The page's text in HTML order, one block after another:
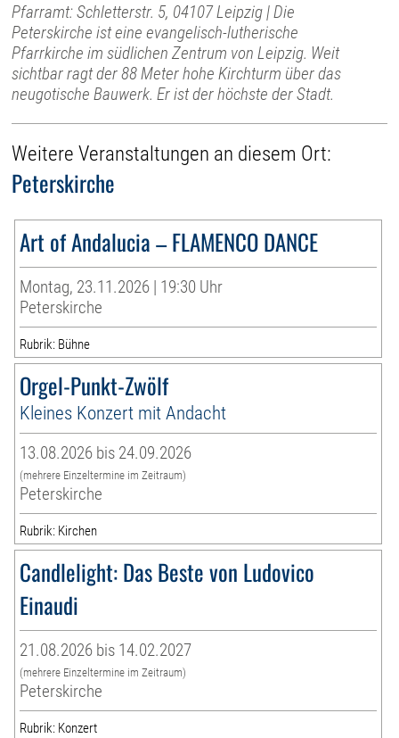
Pfarramt: Schletterstr. 5, 04107 Leipzig | Die
Peterskirche ist eine evangelisch-lutherische
Pfarrkirche im südlichen Zentrum von Leipzig. Weit
sichtbar ragt der 88 Meter hohe Kirchturm über das
neugotische Bauwerk. Er ist der höchste der Stadt.
Weitere Veranstaltungen an diesem Ort:
Peterskirche
Art of Andalucia – FLAMENCO DANCE
Montag, 23.11.2026 | 19:30 Uhr
Peterskirche
Rubrik: Bühne
Orgel-Punkt-Zwölf
Kleines Konzert mit Andacht
13.08.2026 bis 24.09.2026
(mehrere Einzeltermine im Zeitraum)
Peterskirche
Rubrik: Kirchen
Candlelight: Das Beste von Ludovico
Einaudi
21.08.2026 bis 14.02.2027
(mehrere Einzeltermine im Zeitraum)
Peterskirche
Rubrik: Konzert